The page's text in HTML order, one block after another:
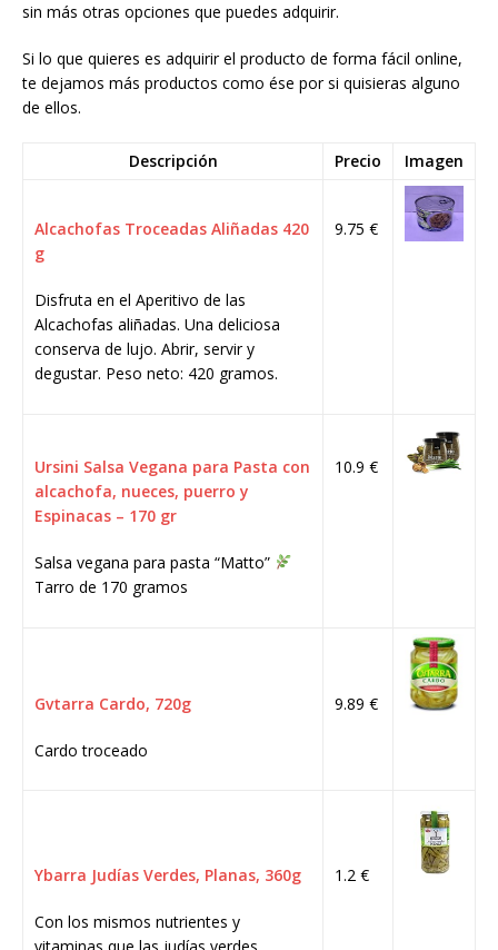
sin más otras opciones que puedes adquirir.
Si lo que quieres es adquirir el producto de forma fácil online,
te dejamos más productos como ése por si quisieras alguno
de ellos.
Descripción Precio Imagen
Alcachofas Troceadas Aliñadas 420
g
Disfruta en el Aperitivo de las
Alcachofas aliñadas. Una deliciosa
conserva de lujo. Abrir, servir y
degustar. Peso neto: 420 gramos.
9.75 €
Ursini Salsa Vegana para Pasta con
alcachofa, nueces, puerro y
Espinacas – 170 gr
Salsa vegana para pasta “Matto”
Tarro de 170 gramos
10.9 €
Gvtarra Cardo, 720g
Cardo troceado
9.89 €
Ybarra Judías Verdes, Planas, 360g
Con los mismos nutrientes y
vitaminas que las judías verdes
1.2 €